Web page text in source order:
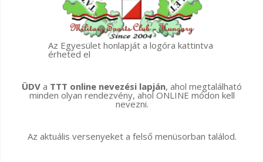
Az Egyesület honlapját a logóra kattintva
érheted el
ÜDV a TTT online nevezési lapján, ahol megtalálható
minden olyan rendezvény, ahol ONLINE módon kell
nevezni.
Az aktuális versenyeket a felső menüsorban találod.